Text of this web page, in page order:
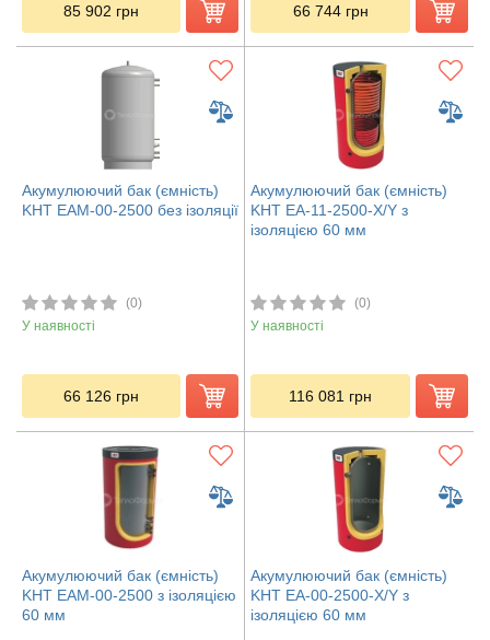
85 902 грн 66 744 грн
Акумулюючий бак (ємність)
KHT ЕАМ-00-2500 без ізоляції
(0)
У наявності
66 126 грн
Акумулюючий бак (ємність)
KHT ЕА-11-2500-X/Y з
ізоляцією 60 мм
(0)
У наявності
116 081 грн
Акумулюючий бак (ємність)
KHT ЕАМ-00-2500 з ізоляцією
60 мм
Акумулюючий бак (ємність)
KHT ЕА-00-2500-X/Y з
ізоляцією 60 мм